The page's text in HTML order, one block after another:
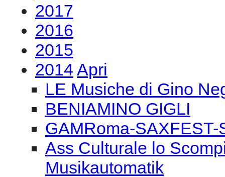
2017
2016
2015
2014 Apri
LE Musiche di Gino
BENIAMINO GIGLI
GAMRoma-SAXFEST-
Ass Culturale lo
Musikautomatik